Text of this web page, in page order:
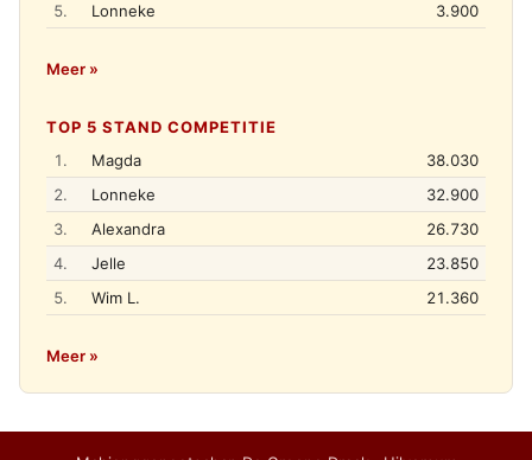
5.
Lonneke 3.900
Meer »
TOP 5 STAND COMPETITIE
1.
Magda
38.030
2.
Lonneke
32.900
3.
Alexandra
26.730
4.
Jelle
23.850
5.
Wim L. 21.360
Meer »